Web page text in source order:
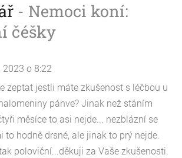
- Nemoci koní:
čéšky
2023 o 8:22
zeptat jestli máte zkušenost s léčbou u
pánve? Jinak než stáním
měsíce to asi nejde... nezblázní se
to hodně drsné, ale jinak to prý nejde.
poloviční...děkuji za Vaše zkušenosti.